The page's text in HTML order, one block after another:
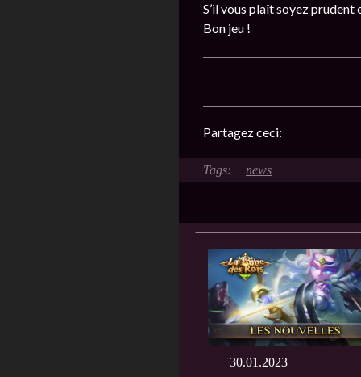
S’il vous plaît soyez
Bon jeu !
Partagez ceci:
news
30.01.2023